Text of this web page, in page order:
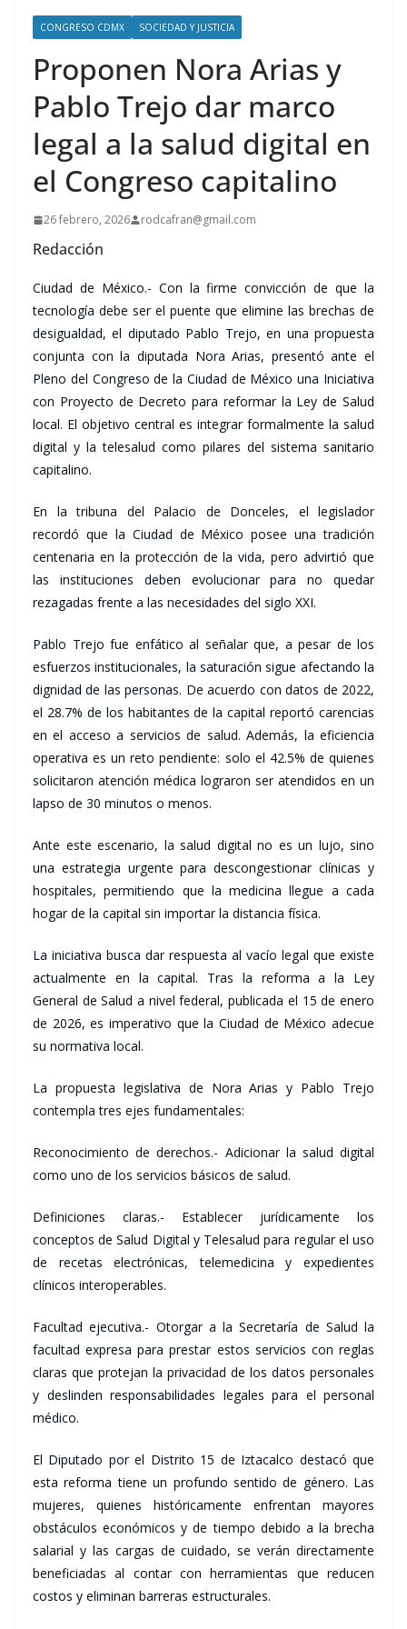
CONGRESO CDMX SOCIEDAD Y JUSTICIA
Proponen Nora Arias y
Pablo Trejo dar marco
legal a la salud digital en
el Congreso capitalino
26 febrero, 2026 rodcafran@gmail.com
Redacción
Ciudad de México.- Con la firme convicción de que la
tecnología debe ser el puente que elimine las brechas de
desigualdad, el diputado Pablo Trejo, en una propuesta
conjunta con la diputada Nora Arias, presentó ante el
Pleno del Congreso de la Ciudad de México una Iniciativa
con Proyecto de Decreto para reformar la Ley de Salud
local. El objetivo central es integrar formalmente la salud
digital y la telesalud como pilares del sistema sanitario
capitalino.
En la tribuna del Palacio de Donceles, el legislador
recordó que la Ciudad de México posee una tradición
centenaria en la protección de la vida, pero advirtió que
las instituciones deben evolucionar para no quedar
rezagadas frente a las necesidades del siglo XXI.
Pablo Trejo fue enfático al señalar que, a pesar de los
esfuerzos institucionales, la saturación sigue afectando la
dignidad de las personas. De acuerdo con datos de 2022,
el 28.7% de los habitantes de la capital reportó carencias
en el acceso a servicios de salud. Además, la eficiencia
operativa es un reto pendiente: solo el 42.5% de quienes
solicitaron atención médica lograron ser atendidos en un
lapso de 30 minutos o menos.
Ante este escenario, la salud digital no es un lujo, sino
una estrategia urgente para descongestionar clínicas y
hospitales, permitiendo que la medicina llegue a cada
hogar de la capital sin importar la distancia física.
La iniciativa busca dar respuesta al vacío legal que existe
actualmente en la capital. Tras la reforma a la Ley
General de Salud a nivel federal, publicada el 15 de enero
de 2026, es imperativo que la Ciudad de México adecue
su normativa local.
La propuesta legislativa de Nora Arias y Pablo Trejo
contempla tres ejes fundamentales:
Reconocimiento de derechos.- Adicionar la salud digital
como uno de los servicios básicos de salud.
Definiciones claras.- Establecer jurídicamente los
conceptos de Salud Digital y Telesalud para regular el uso
de recetas electrónicas, telemedicina y expedientes
clínicos interoperables.
Facultad ejecutiva.- Otorgar a la Secretaría de Salud la
facultad expresa para prestar estos servicios con reglas
claras que protejan la privacidad de los datos personales
y deslinden responsabilidades legales para el personal
médico.
El Diputado por el Distrito 15 de Iztacalco destacó que
esta reforma tiene un profundo sentido de género. Las
mujeres, quienes históricamente enfrentan mayores
obstáculos económicos y de tiempo debido a la brecha
salarial y las cargas de cuidado, se verán directamente
beneficiadas al contar con herramientas que reducen
costos y eliminan barreras estructurales.